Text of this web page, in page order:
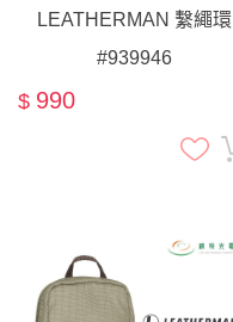
LEATHERMAN 繫繩環
#939946
$ 990